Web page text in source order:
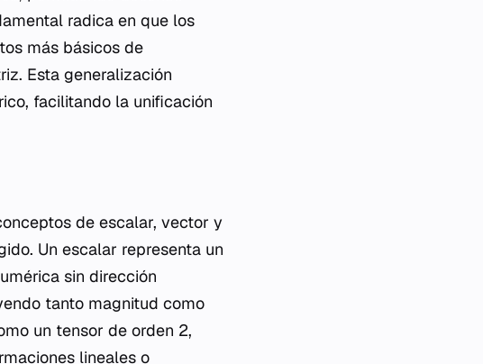
radica en que los
más básicos de
Esta generalización
facilitando la unificación
de escalar, vector y
Un escalar representa un
sin dirección
tanto magnitud como
un tensor de orden 2,
lineales o